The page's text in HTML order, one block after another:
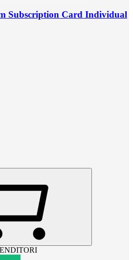
Subscription Card Individual